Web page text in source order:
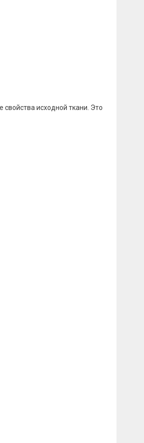
исходной ткани. Это